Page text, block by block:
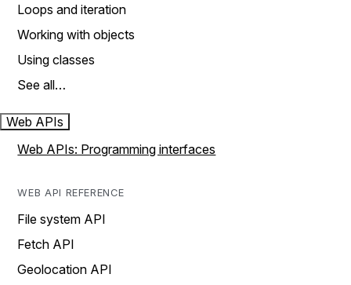
Loops and iteration
Working with objects
Using classes
See all…
Web APIs
Web APIs: Programming interfaces
WEB API REFERENCE
File system API
Fetch API
Geolocation API